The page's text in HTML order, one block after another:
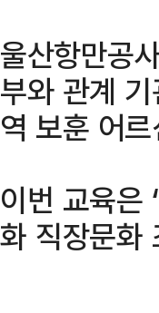
울산항만공
부와 관계 기
역 보훈 어
이번 교육은
화 직장문화